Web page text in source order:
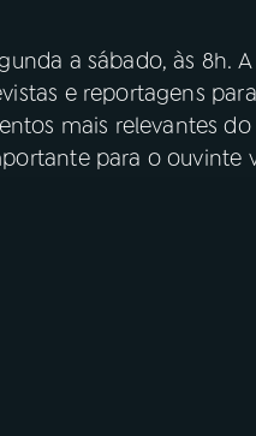
a sábado, às 8h.
e reportagens
mais relevantes
para o ouvinte